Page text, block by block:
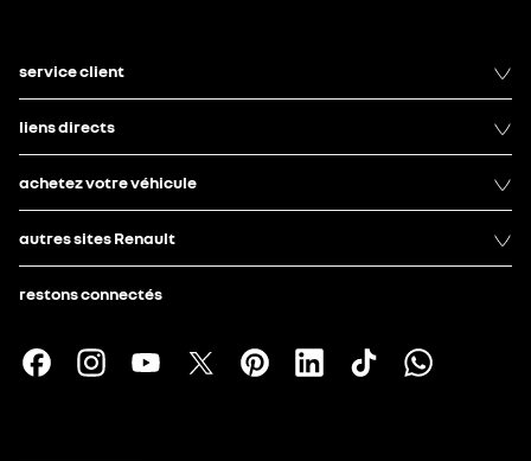
service client
liens directs
achetez votre véhicule
autres sites Renault
restons connectés